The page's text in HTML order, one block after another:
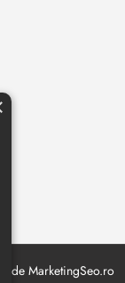
de MarketingSeo.ro